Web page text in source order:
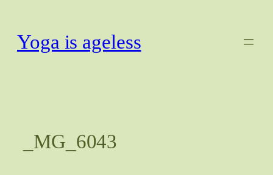
springen
Yoga is ageless
_MG_6043